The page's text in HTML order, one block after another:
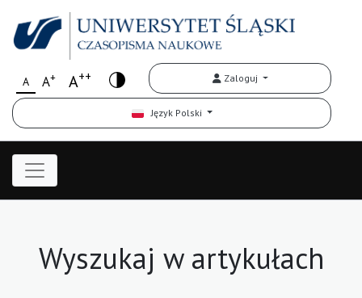
A A+ A++ Zaloguj
Język Polski
Wyszukaj w artykułach